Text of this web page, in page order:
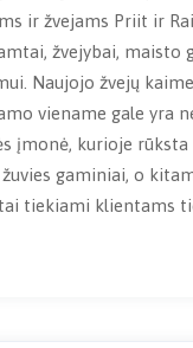
ir žvejams Priit ir
žvejybai, maisto
Naujojo žvejų
viename gale yra
įmonė, kurioje
gaminiai, o
tiekiami klientams